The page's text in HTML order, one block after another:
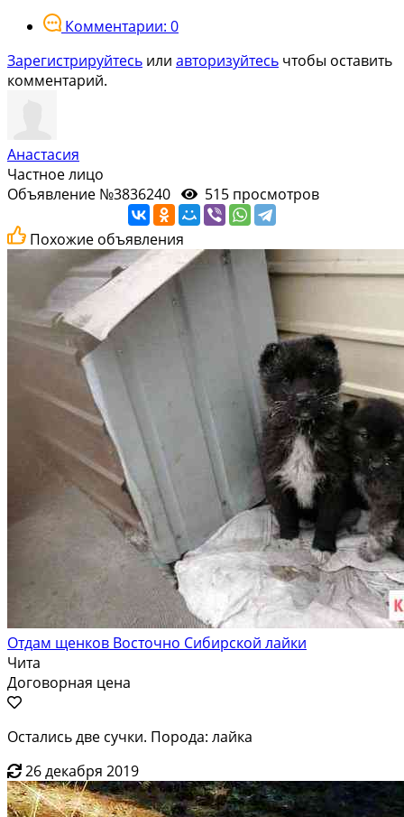
Комментарии: 0
Зарегистрируйтесь или авторизуйтесь чтобы оставить
комментарий.
Анастасия
Частное лицо
Объявление №3836240
515 просмотров
Похожие объявления
Отдам щенков Восточно Сибирской лайки
Чита
Договорная цена
Остались две сучки. Порода: лайка
26 декабря 2019